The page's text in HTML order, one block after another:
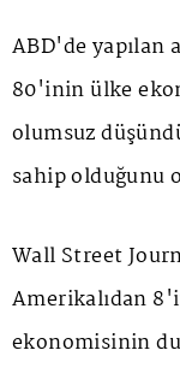
ABD'de yapılan
80'inin ülke
olumsuz
sahip olduğunu
Wall Street
Amerikalıdan
ekonomisinin